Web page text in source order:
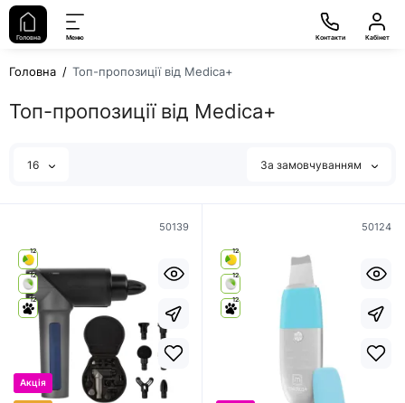
Головна Меню Контакти Кабінет
Головна Топ-пропозиції від Medica+
Топ-пропозиції від Medica+
16 За замовчуванням
50139
12
12
12
Акція
50124
12
12
12